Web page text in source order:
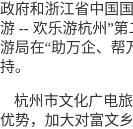
政府和浙江省中国
游 -- 欢乐游杭州”
游局在“助万企、帮
持。
杭州市文化广电
优势，加大对富文